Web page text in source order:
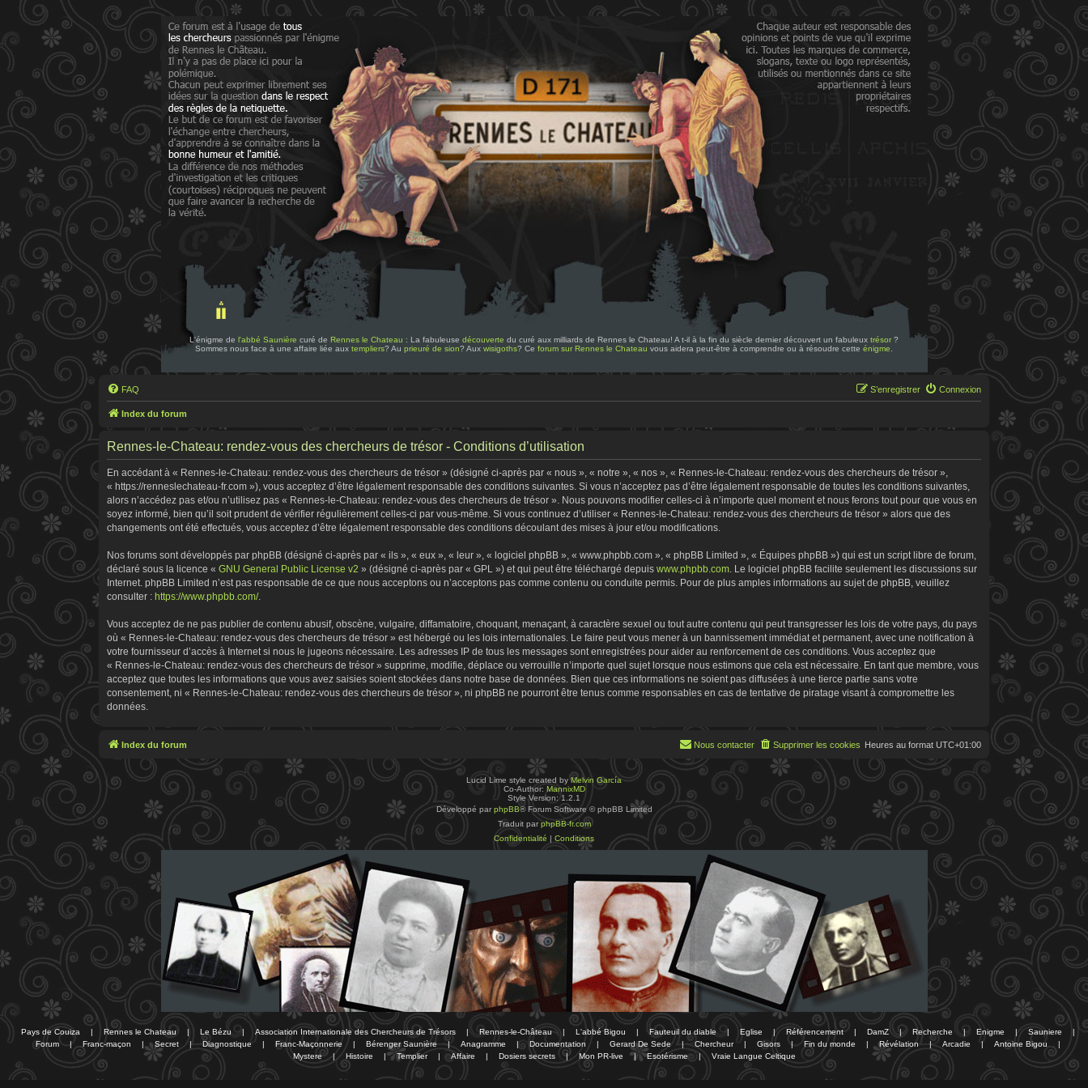
L'énigme de l'abbé Saunière curé de Rennes le Chateau : La fabuleuse découverte du curé aux milliards de Rennes le Chateau! A t-il à la fin du siècle dernier découvert un fabuleux trésor ?
Sommes nous face à une affaire liée aux templiers? Au prieuré de sion? Aux wisigoths? Ce forum sur Rennes le Chateau vous aidera peut-être à comprendre ou à résoudre cette énigme
FAQ Connexion
S’enregistrer
Index du forum
Rennes-le-Chateau: rendez-vous des chercheurs de trésor - Conditions d’utilisation
En accédant à « Rennes-le-Chateau: rendez-vous des chercheurs de trésor » (désigné ci-après par « nous », « notre », « nos », « Rennes-le-Chateau: rendez-vous des chercheurs de trésor »,
« https://renneslechateau-fr.com »), vous acceptez d’être légalement responsable des conditions suivantes. Si vous n’acceptez pas d’être légalement responsable de toutes les conditions suivantes,
alors n’accédez pas et/ou n’utilisez pas « Rennes-le-Chateau: rendez-vous des chercheurs de trésor ». Nous pouvons modifier celles-ci à n’importe quel moment et nous ferons tout pour que vous en
soyez informé, bien qu’il soit prudent de vérifier régulièrement celles-ci par vous-même. Si vous continuez d’utiliser « Rennes-le-Chateau: rendez-vous des chercheurs de trésor » alors que des
changements ont été effectués, vous acceptez d’être légalement responsable des conditions découlant des mises à jour et/ou modifications.
Nos forums sont développés par phpBB (désigné ci-après par « ils », « eux », « leur », « logiciel phpBB », « www.phpbb.com », « phpBB Limited », « Équipes phpBB ») qui est un script libre de forum,
déclaré sous la licence « GNU General Public License v2 » (désigné ci-après par « GPL ») et qui peut être téléchargé depuis www.phpbb.com. Le logiciel phpBB facilite seulement les discussions sur
Internet. phpBB Limited n’est pas responsable de ce que nous acceptons ou n’acceptons pas comme contenu ou conduite permis. Pour de plus amples informations au sujet de phpBB, veuillez
consulter : https://www.phpbb.com/.
Vous acceptez de ne pas publier de contenu abusif, obscène, vulgaire, diffamatoire, choquant, menaçant, à caractère sexuel ou tout autre contenu qui peut transgresser les lois de votre pays, du pays
où « Rennes-le-Chateau: rendez-vous des chercheurs de trésor » est hébergé ou les lois internationales. Le faire peut vous mener à un bannissement immédiat et permanent, avec une notification à
votre fournisseur d’accès à Internet si nous le jugeons nécessaire. Les adresses IP de tous les messages sont enregistrées pour aider au renforcement de ces conditions. Vous acceptez que
« Rennes-le-Chateau: rendez-vous des chercheurs de trésor » supprime, modifie, déplace ou verrouille n’importe quel sujet lorsque nous estimons que cela est nécessaire. En tant que membre, vous
acceptez que toutes les informations que vous avez saisies soient stockées dans notre base de données. Bien que ces informations ne soient pas diffusées à une tierce partie sans votre
consentement, ni « Rennes-le-Chateau: rendez-vous des chercheurs de trésor », ni phpBB ne pourront être tenus comme responsables en cas de tentative de piratage visant à compromettre les
données.
Index du forum Heures au format UTC+01:00
Supprimer les cookies
Nous contacter
Lucid Lime style created byMelvin García
Co-Author: MannixMD
Style Version: 1.2.1
Développé par phpBB® Forum Software © phpBB Limited
Traduit par phpBB-fr.com
Confidentialité | Conditions
Pays de Couiza | Rennes le Chateau | Le Bézu | Association Internationale des Chercheurs de Trésors | Rennes-le-Château | L'abbé Bigou | Fauteuil du diable | Eglise | Référencement | DamZ | Recherche | Enigme | Sauniere
|
Forum
| Franc-maçon | Secret | Diagnostique | Franc-Maçonnerie | Bérenger Saunière | Anagramme | Documentation | Gerard De Sede | Chercheur | Gisors | Fin du monde | Révélation | Arcadie | Antoine Bigou
|
Mystere
| Histoire | Templier | Affaire | Dosiers secrets | Mon PR-live | Esotérisme | Vraie Langue Celtique